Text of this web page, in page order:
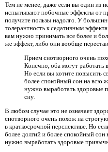
Тем не менее, даже если вы один из
испытывают побочные эффекты от
получите пользы надолго. У
толерантность к седативным
вам нужно принимать все более и
же эффект, либо они вообще
Прием снотворного очень
Конечно, оба могут работать
Но если вы хотите повысить
более спокойный сон на всю
нужно выработать здоровые
сну.
В любом случае это не означает
снотворного очень похож на
в краткосрочной перспективе. Но
более долгий и более спокойный сон
нужно выработать здоровые